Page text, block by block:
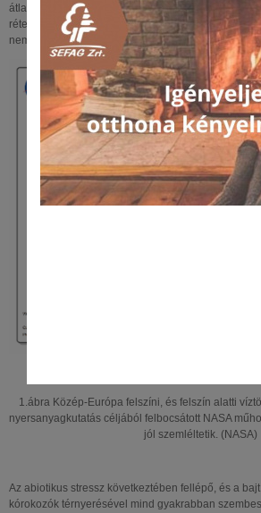
átlaghőmérséklet-emelkedése miatt fokozódó
rétegeinek kiszáradását, és a talajvízszint
nemcsak a mezőgazdasági termelést nehezíti meg.
1.ábra Közép-Európa felszíni, és felszín alatti
nyersanyagkutatás céljából felbocsátott NASA
jól szemléltetik. (NASA)
Az abiotikus stressz következtében fellépő, és a
kórokozók térnyerésével mind gyakrabban